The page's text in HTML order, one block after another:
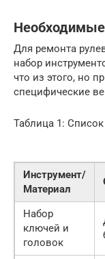
Для ремонта
набор
что из этого, но
специфические
Таблица 1:
Инструмент/
Материал
Набор
ключей и
головок